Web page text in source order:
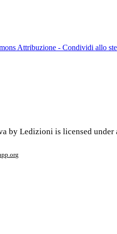
Attribuzione - Condividi allo
Ledizioni is licensed